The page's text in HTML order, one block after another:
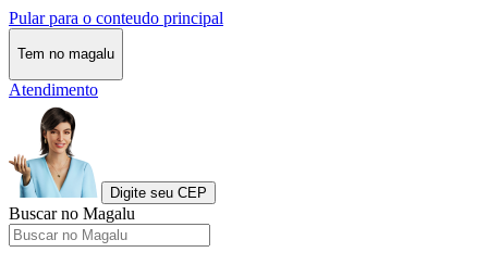
Pular para o conteudo principal
Tem no magalu
Atendimento
Digite seu CEP
Buscar no Magalu